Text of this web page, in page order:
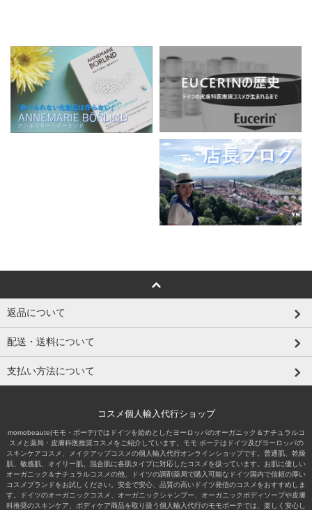
返品について
配送・送料について
支払い方法について
コスメ個人輸入代行ショップ
momobeaute(モモ・ボーテ)ではドイツを始めとしたヨーロッパのオーガニック＆ナチュラルコ
スメと薬局・皮膚科医推奨コスメをご紹介しています。モモ ボーテはドイツ及びヨーロッパの
スキンケアコスメ、メイクアップコスメの個人輸入代行オンラインショップです。普通肌、乾燥
肌、敏感肌、オイリー肌、混合肌に各肌タイプに対応したコスメを扱っています。お肌に優しい
オーガニック＆ナチュラルコスメの他、ドイツの調剤薬局で購入可能なドイツ国内で信頼の厚い
コスメブランドをお試しください。安全で安心、品質の高いドイツ発信のコスメをおすすめしま
す。ドイツのオーガニックコスメ、オーガニックシャンプー、オーガニックボディソープや皮膚
科推奨のスキンケア、ボディケア商品を取り扱う個人輸入代行のモモボーテでは、楽しく安心し